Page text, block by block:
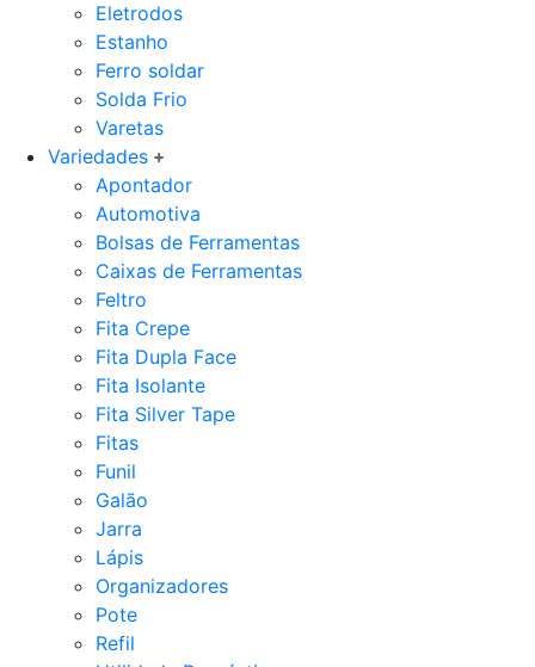
Eletrodos
Estanho
Ferro soldar
Solda Frio
Varetas
Variedades
Apontador
Automotiva
Bolsas de Ferramentas
Caixas de Ferramentas
Feltro
Fita Crepe
Fita Dupla Face
Fita Isolante
Fita Silver Tape
Fitas
Funil
Galão
Jarra
Lápis
Organizadores
Pote
Refil